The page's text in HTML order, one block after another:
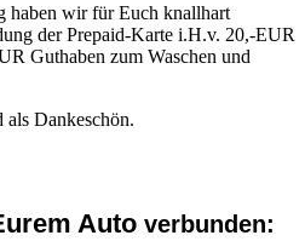
haben wir für Euch knallhart
der Prepaid-Karte i.H.v. 20,-EUR
Guthaben zum Waschen und
Dankeschön.
Auto verbunden: